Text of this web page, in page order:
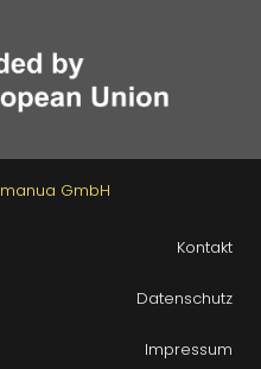
manua GmbH
Kontakt
Datenschutz
Impressum